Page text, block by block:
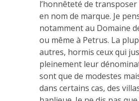
l’honnêteté de
en nom de marque. Je
notamment au Domaine
ou même à Petrus. La
autres, hormis ceux qui
pleinement leur
sont que de modestes
dans certains cas, des